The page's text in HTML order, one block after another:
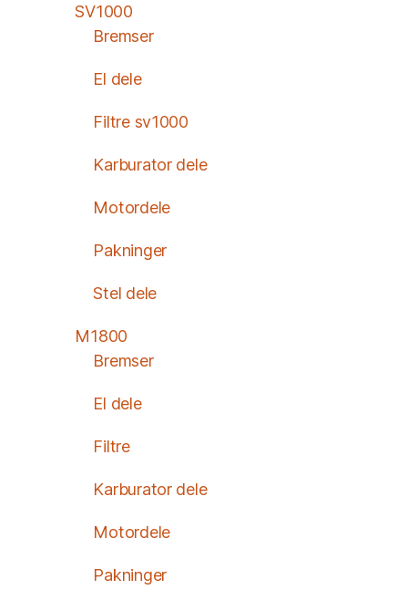
SV1000
Bremser
El dele
Filtre sv1000
Karburator dele
Motordele
Pakninger
Stel dele
M1800
Bremser
El dele
Filtre
Karburator dele
Motordele
Pakninger